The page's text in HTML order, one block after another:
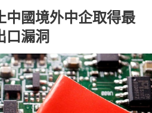
中國境外中企取得最
漏洞